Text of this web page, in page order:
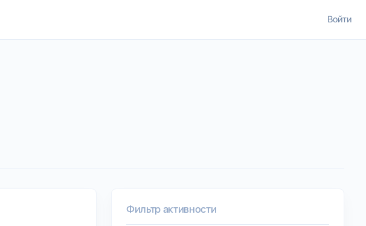
Войти
Фильтр активности